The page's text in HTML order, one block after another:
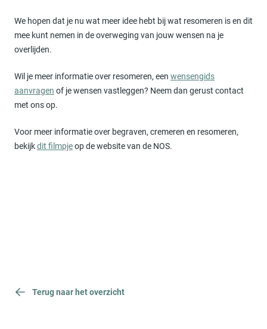
We hopen dat je nu wat meer idee hebt bij wat resomeren is en dit
mee kunt nemen in de overweging van jouw wensen na je
overlijden.
Wil je meer informatie over resomeren, een wensengids
aanvragen of je wensen vastleggen? Neem dan gerust contact
met ons op.
Voor meer informatie over begraven, cremeren en resomeren,
bekijkdit filmpjeop de website van de NOS.
Terug naar het overzicht